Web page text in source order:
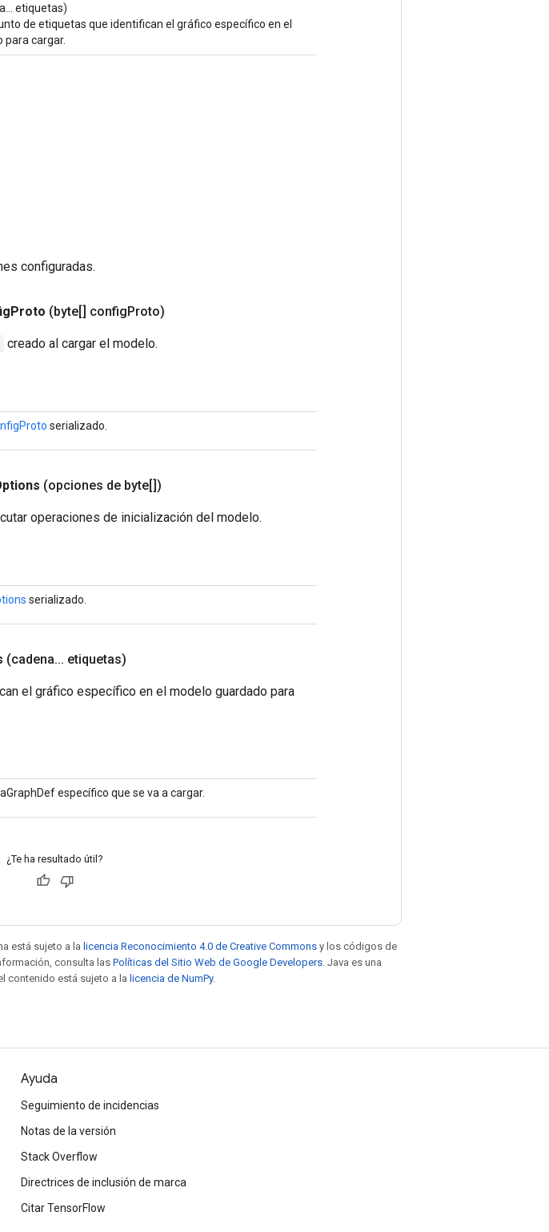
etiquetas)
de etiquetas que identifican el gráfico específico en el
para cargar.
configuradas.
Proto (byte[] configProto)
creado al cargar el modelo.
serializado.
(opciones de byte[])
operaciones de inicialización del modelo.
serializado.
(cadena... etiquetas)
el gráfico específico en el modelo guardado para
específico que se va a cargar.
¿Te ha resultado útil?
está sujeto a la licencia Reconocimiento 4.0 de Creative Commons y los códigos de
consulta las Políticas del Sitio Web de Google Developers . Java es una
contenido está sujeto a la licencia de NumPy.
Ayuda
Seguimiento de incidencias
Notas de la versión
Stack Overflow
Directrices de inclusión de marca
Citar TensorFlow